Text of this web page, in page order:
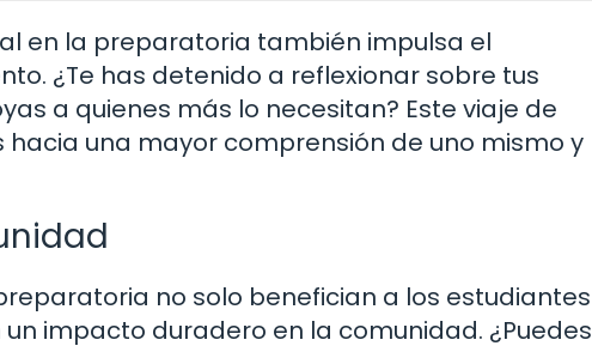
en la preparatoria también impulsa el
¿Te has detenido a reflexionar sobre tus
a quienes más lo necesitan? Este viaje de
una mayor comprensión de uno mismo y
no solo benefician a los estudiantes
impacto duradero en la comunidad. ¿Puedes